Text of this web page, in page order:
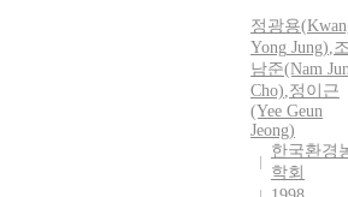
정광용(
Yong Jung),
남준(Nam
Cho),정이근
(Yee Geun
Jeong)
한국환경
학회